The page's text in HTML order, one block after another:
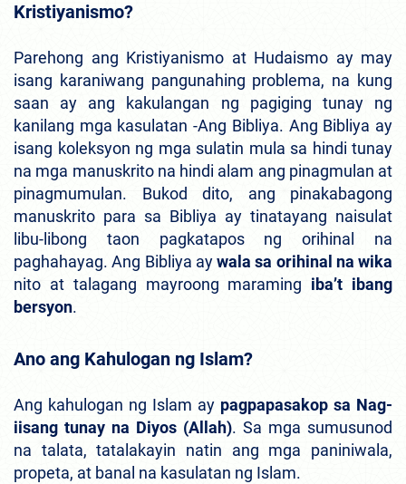
Kristiyanismo?
Parehong ang Kristiyanismo at Hudaismo ay may
isang karaniwang pangunahing problema, na kung
saan ay ang kakulangan ng pagiging tunay ng
kanilang mga kasulatan -Ang Bibliya. Ang Bibliya ay
isang koleksyon ng mga sulatin mula sa hindi tunay
na mga manuskrito na hindi alam ang pinagmulan at
pinagmumulan. Bukod dito, ang pinakabagong
manuskrito para sa Bibliya ay tinatayang naisulat
libu-libong taon pagkatapos ng orihinal na
paghahayag. Ang Bibliya aywala sa orihinal na wika
nito at talagang mayroong maraming iba’t ibang
bersyon.
Ano ang Kahulogan ng Islam?
Ang kahulogan ng Islam ay pagpapasakop sa Nag-
iisang tunay na Diyos (Allah). Sa mga sumusunod
na talata, tatalakayin natin ang mga paniniwala,
propeta, at banal na kasulatan ng Islam.